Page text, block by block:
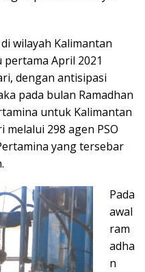
wilayah Kalimantan
April 2021
dengan antisipasi
pada bulan Ramadhan
untuk Kalimantan
298 agen PSO
yang tersebar
Pada
awal
ram
adha
n